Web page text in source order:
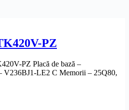
PZ
PZ Placă de bază –
V236BJ1-LE2 C Memorii – 25Q80,